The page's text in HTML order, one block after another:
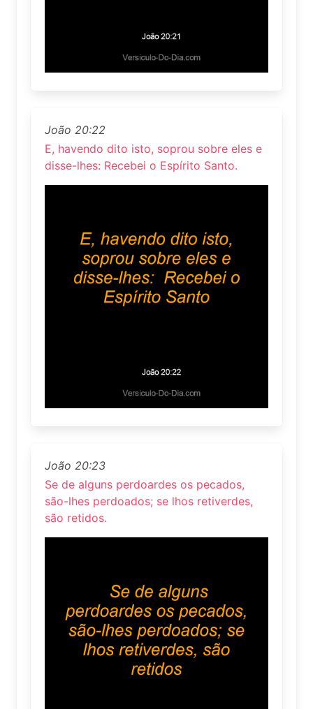
João 20:22
E, havendo dito isto, soprou sobre eles e
disse-lhes: Recebei o Espírito Santo.
João 20:23
Se de alguns perdoardes os pecados,
são-lhes perdoados; se lhos retiverdes,
são retidos.